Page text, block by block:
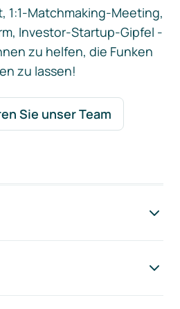
1:1-Matchmaking-Meeting,
Investor-Startup-Gipfel -
zu helfen, die Funken
zu lassen!
Sie unser Team